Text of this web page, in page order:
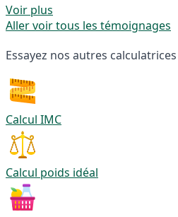
Voir plus
Aller voir tous les témoignages
Essayez nos autres calculatrices
Calcul IMC
Calcul poids idéal